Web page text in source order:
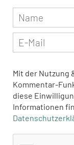
Mit der Nutzung
Kommentar-
diese
Informationen